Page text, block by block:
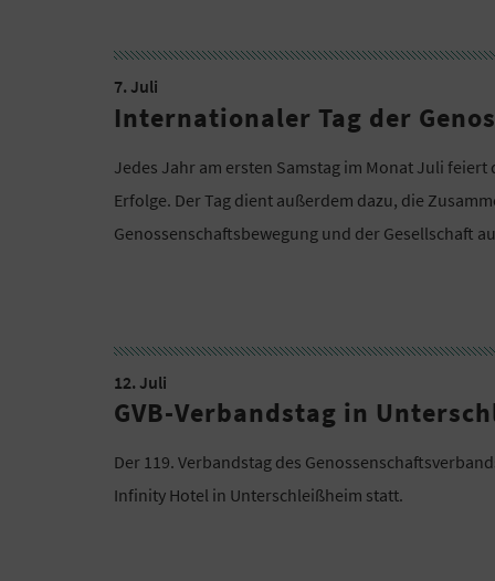
7. Juli
Internationaler Tag der
Jedes Jahr am ersten Samstag im Monat Juli
Erfolge. Der Tag dient außerdem dazu, die
Genossenschaftsbewegung und der Gesellschaft
12. Juli
GVB-Verbandstag in
Der 119. Verbandstag des
Infinity Hotel in Unterschleißheim statt.